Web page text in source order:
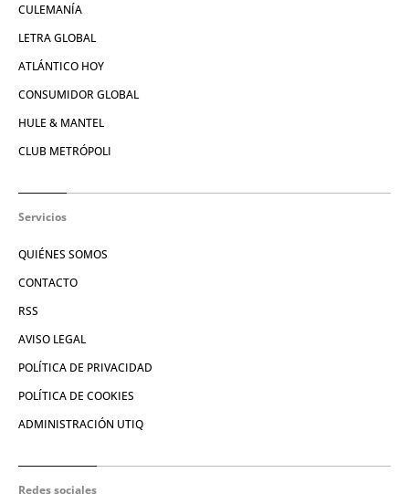
CULEMANÍA
LETRA GLOBAL
ATLÁNTICO HOY
CONSUMIDOR GLOBAL
HULE & MANTEL
CLUB METRÓPOLI
Servicios
QUIÉNES SOMOS
CONTACTO
RSS
AVISO LEGAL
POLÍTICA DE PRIVACIDAD
POLÍTICA DE COOKIES
ADMINISTRACIÓN UTIQ
Redes sociales